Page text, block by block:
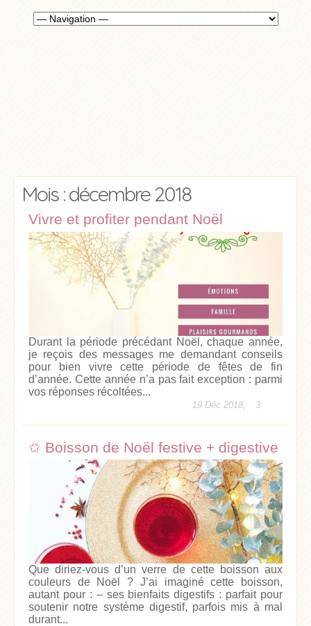
Mois : décembre 2018
Vivre et profiter pendant Noël
Durant la période précédant Noël, chaque année,
je reçois des messages me demandant conseils
pour bien vivre cette période de fêtes de fin
d’année. Cette année n’a pas fait exception : parmi
vos réponses récoltées...
19 Déc 2018, 3
✩ Boisson de Noël festive + digestive
Que diriez-vous d’un verre de cette boisson aux
couleurs de Noël ? J’ai imaginé cette boisson,
autant pour : – ses bienfaits digestifs : parfait pour
soutenir notre système digestif, parfois mis à mal
durant...